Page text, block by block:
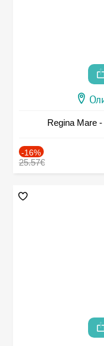
Regina Mare -
-16%
25.57€